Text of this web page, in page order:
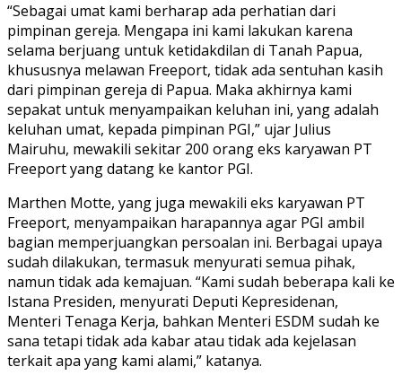
“Sebagai umat kami berharap ada perhatian dari
pimpinan gereja. Mengapa ini kami lakukan karena
selama berjuang untuk ketidakdilan di Tanah Papua,
khususnya melawan Freeport, tidak ada sentuhan kasih
dari pimpinan gereja di Papua. Maka akhirnya kami
sepakat untuk menyampaikan keluhan ini, yang adalah
keluhan umat, kepada pimpinan PGI,” ujar Julius
Mairuhu, mewakili sekitar 200 orang eks karyawan PT
Freeport yang datang ke kantor PGI.
Marthen Motte, yang juga mewakili eks karyawan PT
Freeport, menyampaikan harapannya agar PGI ambil
bagian memperjuangkan persoalan ini. Berbagai upaya
sudah dilakukan, termasuk menyurati semua pihak,
namun tidak ada kemajuan. “Kami sudah beberapa kali ke
Istana Presiden, menyurati Deputi Kepresidenan,
Menteri Tenaga Kerja, bahkan Menteri ESDM sudah ke
sana tetapi tidak ada kabar atau tidak ada kejelasan
terkait apa yang kami alami,” katanya.